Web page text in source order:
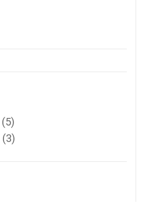
(5)
(3)